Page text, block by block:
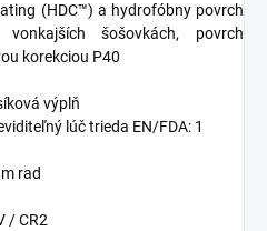
(HDC™) a hydrofóbny povrch
šošovkách, povrch
korekciou P40
výplň
lúč trieda EN/FDA: 1
rad
/ CR2